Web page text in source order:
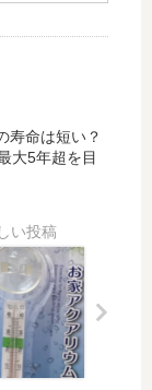
ング
メダ
解：
初心
方と
ポイ
ント
寿命は短い？
大5年超を目